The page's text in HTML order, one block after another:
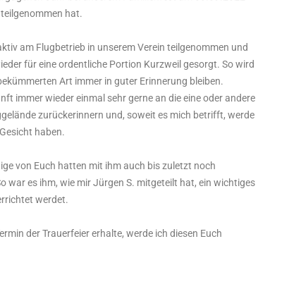
hat.
am Flugbetrieb in unserem Verein teilgenommen und
für eine ordentliche Portion Kurzweil gesorgt. So wird
Art immer in guter Erinnerung bleiben.
immer wieder einmal sehr gerne an die eine oder andere
zurückerinnern und, soweit es mich betrifft, werde
haben.
von Euch hatten mit ihm auch bis zuletzt noch
war es ihm, wie mir Jürgen S. mitgeteilt hat, ein wichtiges
werdet.
der Trauerfeier erhalte, werde ich diesen Euch